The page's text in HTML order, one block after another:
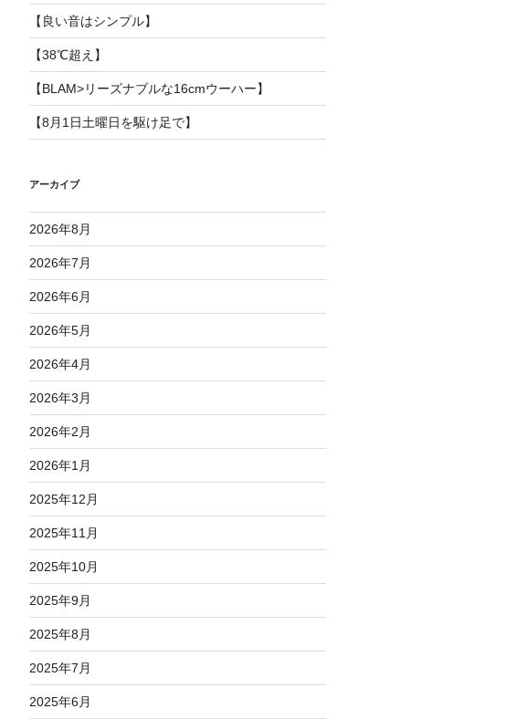
【良い音はシンプル】
【38℃超え】
【BLAM>リーズナブルな16cmウーハー】
【8月1日土曜日を駆け足で】
アーカイブ
2026年8月
2026年7月
2026年6月
2026年5月
2026年4月
2026年3月
2026年2月
2026年1月
2025年12月
2025年11月
2025年10月
2025年9月
2025年8月
2025年7月
2025年6月